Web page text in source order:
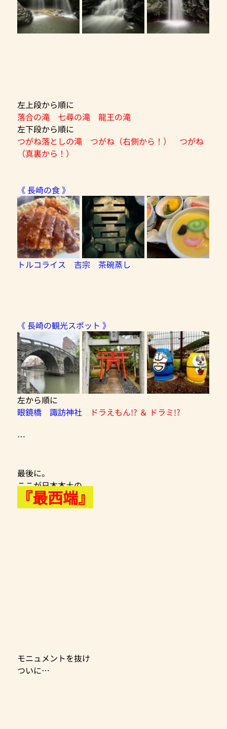
左上段から順に
落合の滝　七尋の滝　龍王の滝
左下段から順に
つがね落としの滝　つがね（右側から！）　つがね
（真裏から！）
《 長崎の食 》
トルコライス　吉宗　茶碗蒸し
《 長崎の観光スポット 》
左から順に
眼鏡橋　諏訪神社
ドラえもん!? ＆ ドラミ!?
…
最後に。
ここが日本本土の
『最西端』
モニュメントを抜け
ついに…